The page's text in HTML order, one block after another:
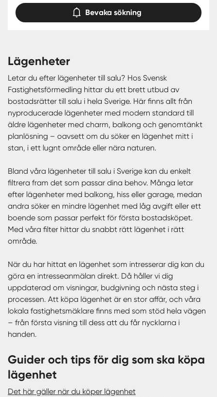
Bevaka sökning
lägenheter
Letar du efter lägenheter till salu? Hos Svensk
Fastighetsförmedling hittar du ett brett utbud av
bostadsrätter till salu i hela Sverige. Här finns allt från
nyproducerade lägenheter med modern standard till
äldre lägenheter med charm, balkong och genomtänkt
planlösning – oavsett om du söker en lägenhet mitt i
stan, i ett lugnt område eller nära naturen.
Bland våra lägenheter till salu i Sverige kan du enkelt
filtrera fram det som passar dina behov. Många letar
efter lägenheter med balkong, hiss eller garage, medan
andra söker en mindre lägenhet med låg avgift eller ett
boende som passar perfekt för första bostadsköpet.
Med våra filter hittar du snabbt rätt lägenhet i rätt
område.
När du har hittat en lägenhet som intresserar dig kan du
göra en intresseanmälan direkt. Då håller vi dig
uppdaterad om visningar, budgivning och nästa steg i
processen. Att köpa lägenhet är en stor affär, och våra
lokala fastighetsmäklare finns med som stöd hela vägen
– från första visning till dess att du får nycklarna i
handen.
Guider och tips för dig som ska köpa
lägenhet
Det här gäller när du köper lägenhet